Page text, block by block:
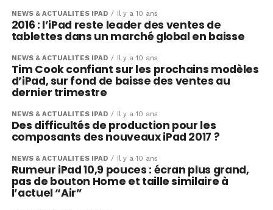
NEWS & ACTUALITÉS IPAD Il y a 10 ans
2016 : l’iPad reste leader des ventes de
tablettes dans un marché global en baisse
NEWS & ACTUALITÉS IPAD Il y a 10 ans
Tim Cook confiant sur les prochains modèles
d’iPad, sur fond de baisse des ventes au
dernier trimestre
NEWS & ACTUALITÉS IPAD Il y a 10 ans
Des difficultés de production pour les
composants des nouveaux iPad 2017 ?
NEWS & ACTUALITÉS IPAD Il y a 10 ans
Rumeur iPad 10,9 pouces : écran plus grand,
pas de bouton Home et taille similaire à
l’actuel “Air”